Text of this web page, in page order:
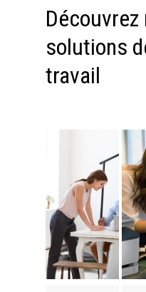
solutions
travail